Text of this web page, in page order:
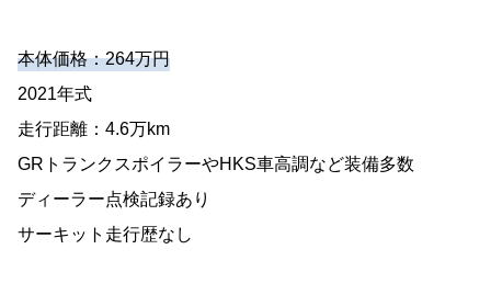
本体価格：264万円
2021年式
走行距離：4.6万km
GRトランクスポイラーやHKS車高調など装備多数
ディーラー点検記録あり
サーキット走行歴なし